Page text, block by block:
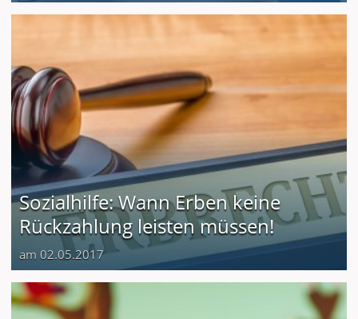
Sozialhilfe: Wann Erben keine
Rückzahlung leisten müssen!
am 02.05.2017